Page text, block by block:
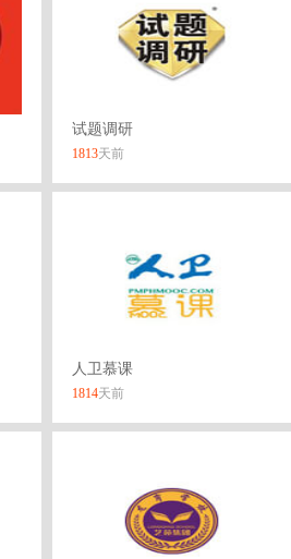
试题调研
1813天前
人卫慕课
1814天前